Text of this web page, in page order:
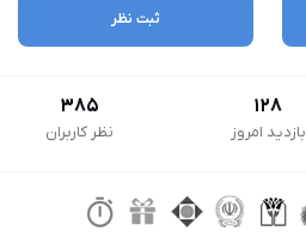
ثبت نظر
128
بازدید امروز
385
نظر کاربران